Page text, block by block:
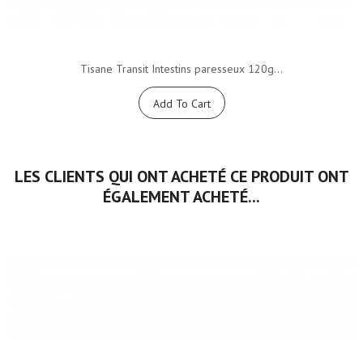
Tisane Transit Intestins paresseux 120g...
Add To Cart
LES CLIENTS QUI ONT ACHETÉ CE PRODUIT ONT
ÉGALEMENT ACHETÉ...